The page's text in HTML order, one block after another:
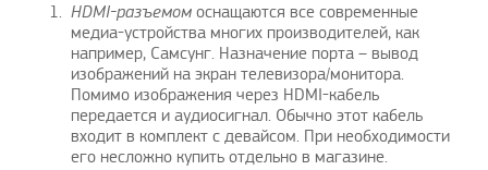
HDMI-разъемом оснащаются все современные
медиа-устройства многих производителей, как
например, Самсунг. Назначение порта – вывод
изображений на экран телевизора/монитора.
Помимо изображения через HDMI-кабель
передается и аудиосигнал. Обычно этот кабель
входит в комплект с девайсом. При необходимости
его несложно купить отдельно в магазине.